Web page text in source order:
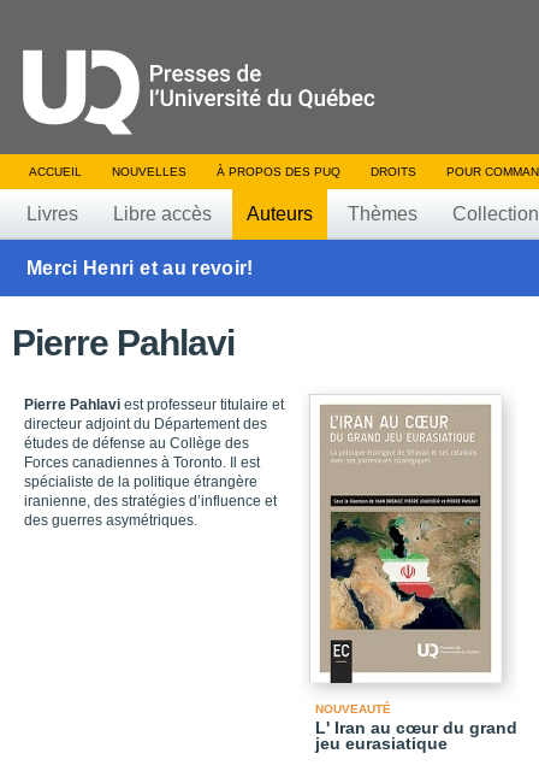
ACCUEIL NOUVELLES À PROPOS DES PUQ DROITS POUR
Livres Libre accès Auteurs Thèmes
Merci Henri et au revoir!
Pierre Pahlavi
Pierre Pahlavi est professeur titulaire et
directeur adjoint du Département des
études de défense au Collège des
Forces canadiennes à Toronto. Il est
spécialiste de la politique étrangère
iranienne, des stratégies d’influence et
des guerres asymétriques.
NOUVEAUTÉ
L' Iran au cœur du grand
jeu eurasiatique